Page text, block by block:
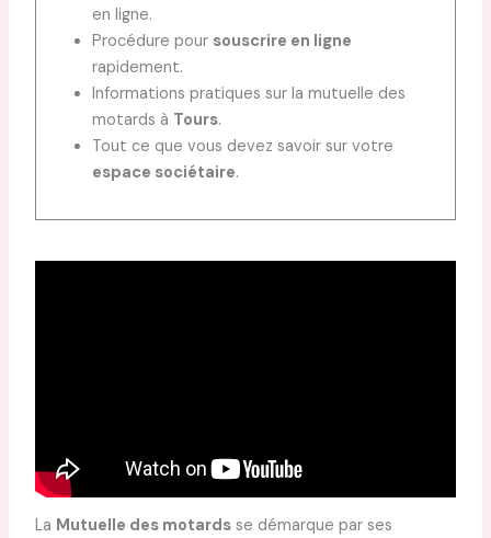
en ligne.
Procédure pour souscrire en ligne
rapidement.
Informations pratiques sur la mutuelle des
motards à Tours.
Tout ce que vous devez savoir sur votre
espace sociétaire.
La Mutuelle des motardsse démarque par ses